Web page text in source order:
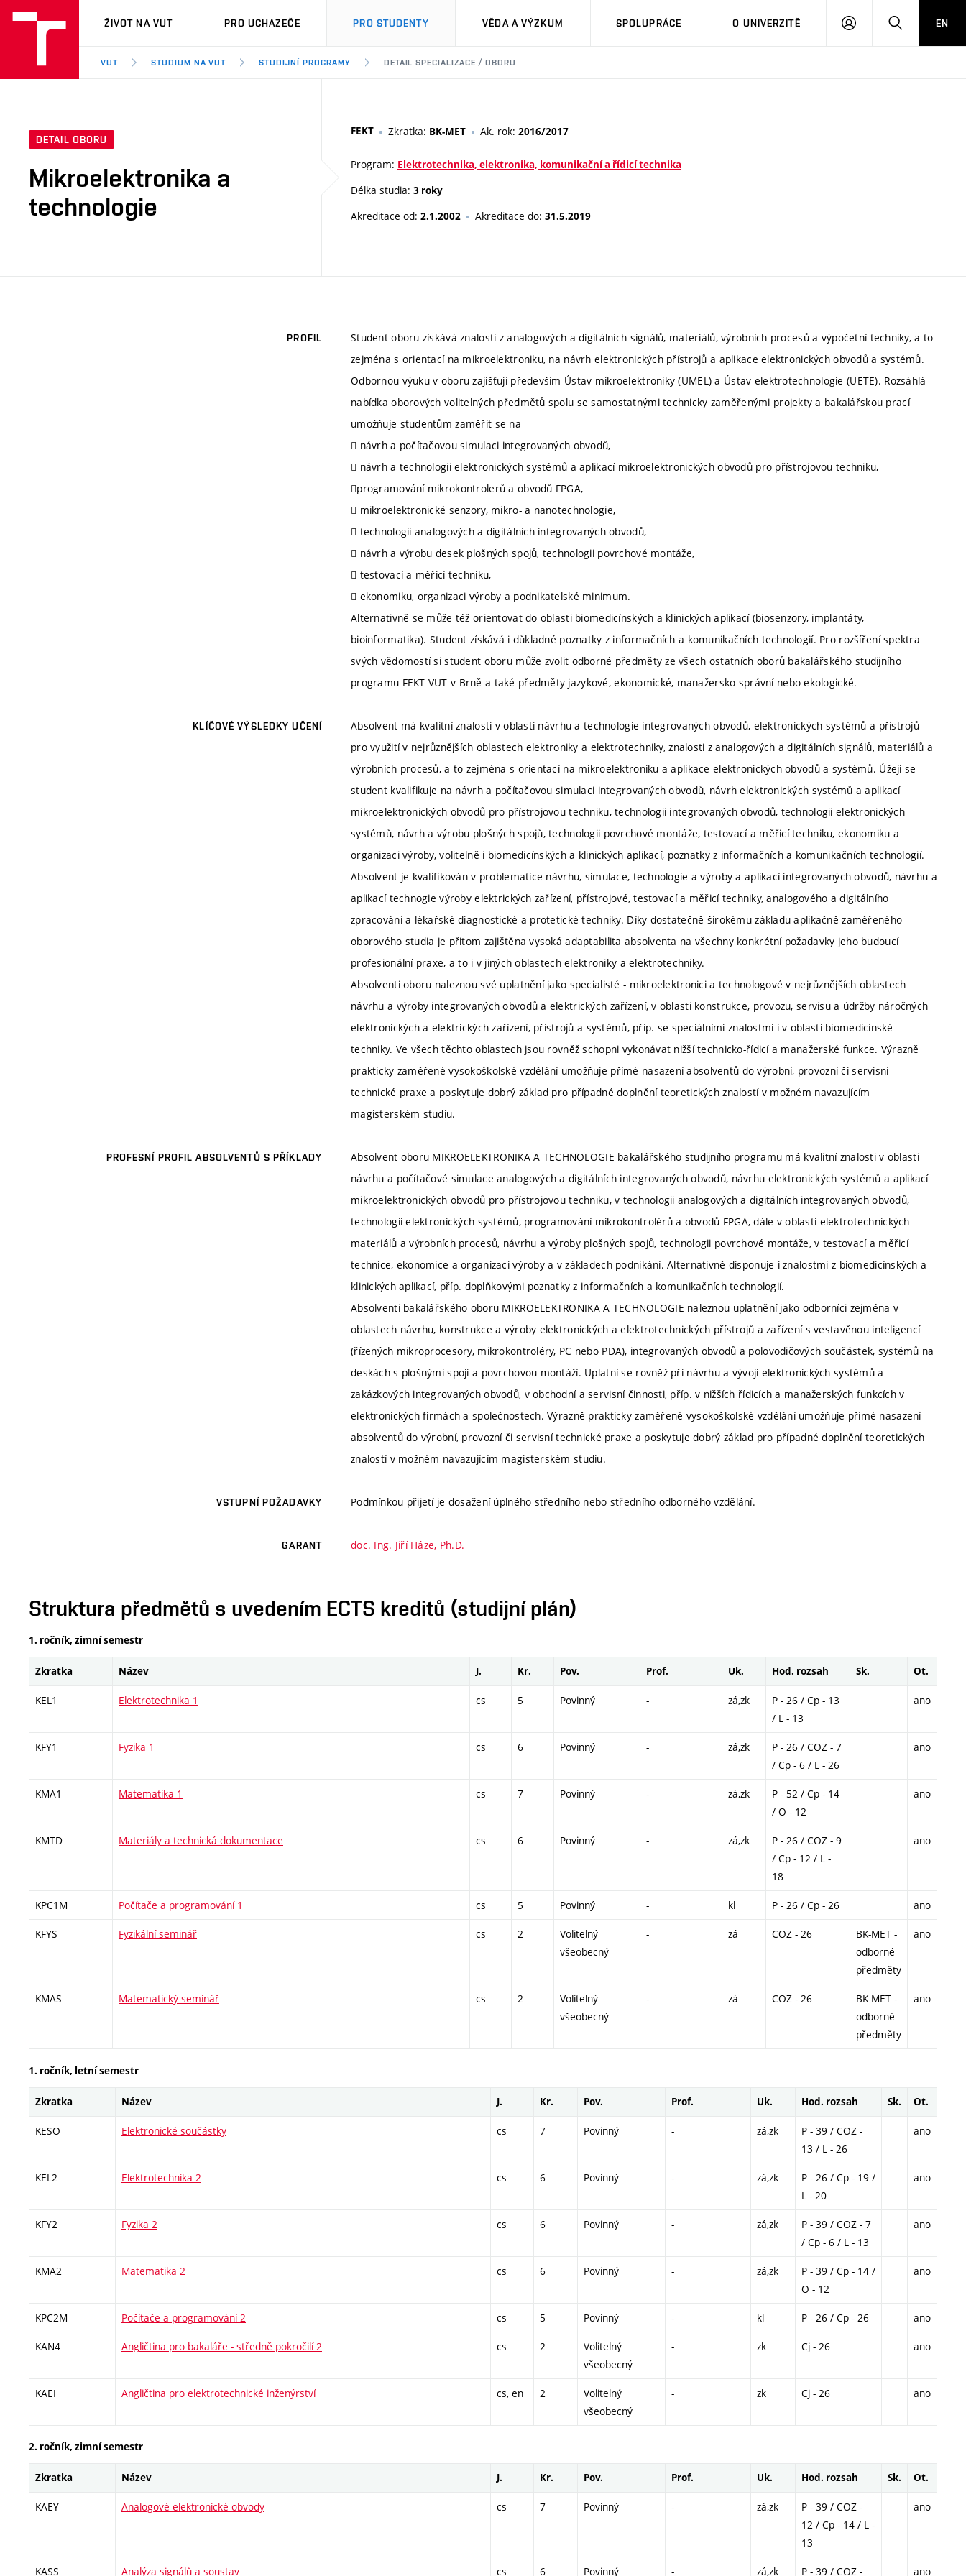
VUT
ŽIVOT NA VUT PRO UCHAZEČE PRO STUDENTY VĚDA A VÝZKUM SPOLUPRÁCE O UNIVERZITĚ
PŘIHLÁSIT HLEDATEN
VUT STUDIUM NA VUT STUDIJNÍ PROGRAMY DETAIL SPECIALIZACE / OBORU
DETAIL OBORU
Mikroelektronika a
technologie
FEKT Zkratka: BK-MET Ak. rok: 2016/2017
Program: Elektrotechnika, elektronika, komunikační a řídicí technika
Délka studia: 3 roky
Akreditace od: 2.1.2002 Akreditace do: 31.5.2019
PROFIL
Student oboru získává znalosti z analogových a digitálních signálů, materiálů, výrobních procesů a výpočetní techniky, a to
zejména s orientací na mikroelektroniku, na návrh elektronických přístrojů a aplikace elektronických obvodů a systémů.
Odbornou výuku v oboru zajišťují především Ústav mikroelektroniky (UMEL) a Ústav elektrotechnologie (UETE). Rozsáhlá
nabídka oborových volitelných předmětů spolu se samostatnými technicky zaměřenými projekty a bakalářskou prací
umožňuje studentům zaměřit se na
 návrh a počítačovou simulaci integrovaných obvodů,
 návrh a technologii elektronických systémů a aplikací mikroelektronických obvodů pro přístrojovou techniku,
programování mikrokontrolerů a obvodů FPGA,
 mikroelektronické senzory, mikro- a nanotechnologie,
 technologii analogových a digitálních integrovaných obvodů,
 návrh a výrobu desek plošných spojů, technologii povrchové montáže,
 testovací a měřicí techniku,
 ekonomiku, organizaci výroby a podnikatelské minimum.
Alternativně se může též orientovat do oblasti biomedicínských a klinických aplikací (biosenzory, implantáty,
bioinformatika). Student získává i důkladné poznatky z informačních a komunikačních technologií. Pro rozšíření spektra
svých vědomostí si student oboru může zvolit odborné předměty ze všech ostatních oborů bakalářského studijního
programu FEKT VUT v Brně a také předměty jazykové, ekonomické, manažersko správní nebo ekologické.
KLÍČOVÉ VÝSLEDKY UČENÍ
Absolvent má kvalitní znalosti v oblasti návrhu a technologie integrovaných obvodů, elektronických systémů a přístrojů
pro využití v nejrůznějších oblastech elektroniky a elektrotechniky, znalosti z analogových a digitálních signálů, materiálů a
výrobních procesů, a to zejména s orientací na mikroelektroniku a aplikace elektronických obvodů a systémů. Úžeji se
student kvalifikuje na návrh a počítačovou simulaci integrovaných obvodů, návrh elektronických systémů a aplikací
mikroelektronických obvodů pro přístrojovou techniku, technologii integrovaných obvodů, technologii elektronických
systémů, návrh a výrobu plošných spojů, technologii povrchové montáže, testovací a měřicí techniku, ekonomiku a
organizaci výroby, volitelně i biomedicínských a klinických aplikací, poznatky z informačních a komunikačních technologií.
Absolvent je kvalifikován v problematice návrhu, simulace, technologie a výroby a aplikací integrovaných obvodů, návrhu a
aplikací technogie výroby elektrických zařízení, přístrojové, testovací a měřicí techniky, analogového a digitálního
zpracování a lékařské diagnostické a protetické techniky. Díky dostatečně širokému základu aplikačně zaměřeného
oborového studia je přitom zajištěna vysoká adaptabilita absolventa na všechny konkrétní požadavky jeho budoucí
profesionální praxe, a to i v jiných oblastech elektroniky a elektrotechniky.
Absolventi oboru naleznou své uplatnění jako specialisté - mikroelektronici a technologové v nejrůznějších oblastech
návrhu a výroby integrovaných obvodů a elektrických zařízení, v oblasti konstrukce, provozu, servisu a údržby náročných
elektronických a elektrických zařízení, přístrojů a systémů, příp. se speciálními znalostmi i v oblasti biomedicínské
techniky. Ve všech těchto oblastech jsou rovněž schopni vykonávat nižší technicko-řídicí a manažerské funkce. Výrazně
prakticky zaměřené vysokoškolské vzdělání umožňuje přímé nasazení absolventů do výrobní, provozní či servisní
technické praxe a poskytuje dobrý základ pro případné doplnění teoretických znalostí v možném navazujícím
magisterském studiu.
PROFESNÍ PROFIL ABSOLVENTŮ S PŘÍKLADY
Absolvent oboru MIKROELEKTRONIKA A TECHNOLOGIE bakalářského studijního programu má kvalitní znalosti v oblasti
návrhu a počítačové simulace analogových a digitálních integrovaných obvodů, návrhu elektronických systémů a aplikací
mikroelektronických obvodů pro přístrojovou techniku, v technologii analogových a digitálních integrovaných obvodů,
technologii elektronických systémů, programování mikrokontrolérů a obvodů FPGA, dále v oblasti elektrotechnických
materiálů a výrobních procesů, návrhu a výroby plošných spojů, technologii povrchové montáže, v testovací a měřicí
technice, ekonomice a organizaci výroby a v základech podnikání. Alternativně disponuje i znalostmi z biomedicínských a
klinických aplikací, příp. doplňkovými poznatky z informačních a komunikačních technologií.
Absolventi bakalářského oboru MIKROELEKTRONIKA A TECHNOLOGIE naleznou uplatnění jako odborníci zejména v
oblastech návrhu, konstrukce a výroby elektronických a elektrotechnických přístrojů a zařízení s vestavěnou inteligencí
(řízených mikroprocesory, mikrokontroléry, PC nebo PDA), integrovaných obvodů a polovodičových součástek, systémů na
deskách s plošnými spoji a povrchovou montáží. Uplatní se rovněž při návrhu a vývoji elektronických systémů a
zakázkových integrovaných obvodů, v obchodní a servisní činnosti, příp. v nižších řídicích a manažerských funkcích v
elektronických firmách a společnostech. Výrazně prakticky zaměřené vysokoškolské vzdělání umožňuje přímé nasazení
absolventů do výrobní, provozní či servisní technické praxe a poskytuje dobrý základ pro případné doplnění teoretických
znalostí v možném navazujícím magisterském studiu.
VSTUPNÍ POŽADAVKY Podmínkou přijetí je dosažení úplného středního nebo středního odborného vzdělání.
GARANT doc. Ing. Jiří Háze, Ph.D.
Struktura předmětů s uvedením ECTS kreditů (studijní plán)
1. ročník, zimní semestr
Zkratka Název J. Kr. Pov. Prof. Uk. Hod. rozsah Sk. Ot.
KEL1 Elektrotechnika 1 cs 5 Povinný - zá,zk
P - 26 / Cp - 13
/ L - 13
ano
KFY1 Fyzika 1 cs 6 Povinný - zá,zk
P - 26 / COZ - 7
/ Cp - 6 / L - 26
ano
KMA1 Matematika 1 cs 7 Povinný - zá,zk
P - 52 / Cp - 14
/ O - 12
ano
KMTD Materiály a technická dokumentace cs 6 Povinný - zá,zk
P - 26 / COZ - 9
/ Cp - 12 / L -
18
ano
KPC1M Počítače a programování 1 cs 5 Povinný - kl P - 26 / Cp - 26 ano
KFYS Fyzikální seminář cs 2
Volitelný
všeobecný
- zá COZ - 26
BK-MET -
odborné
předměty
ano
KMAS Matematický seminář cs 2
Volitelný
všeobecný
- zá COZ - 26
BK-MET -
odborné
předměty
ano
1. ročník, letní semestr
Zkratka Název J. Kr. Pov. Prof. Uk. Hod. rozsah Sk. Ot.
KESO Elektronické součástky cs 7 Povinný - zá,zk
P - 39 / COZ -
13 / L - 26
ano
KEL2 Elektrotechnika 2 cs 6 Povinný - zá,zk
P - 26 / Cp - 19 /
L - 20
ano
KFY2 Fyzika 2 cs 6 Povinný - zá,zk
P - 39 / COZ - 7
/ Cp - 6 / L - 13
ano
KMA2 Matematika 2 cs 6 Povinný - zá,zk
P - 39 / Cp - 14 /
O - 12
ano
KPC2M Počítače a programování 2 cs 5 Povinný - kl P - 26 / Cp - 26 ano
KAN4 Angličtina pro bakaláře - středně pokročilí 2 cs 2
Volitelný
všeobecný
- zk Cj - 26 ano
KAEI Angličtina pro elektrotechnické inženýrství cs, en 2
Volitelný
všeobecný
- zk Cj - 26 ano
2. ročník, zimní semestr
Zkratka Název J. Kr. Pov. Prof. Uk. Hod. rozsah Sk. Ot.
KAEY Analogové elektronické obvody cs 7 Povinný - zá,zk
P - 39 / COZ -
12 / Cp - 14 / L -
13
ano
KASS Analýza signálů a soustav cs 6 Povinný - zá,zk P - 39 / COZ - ano